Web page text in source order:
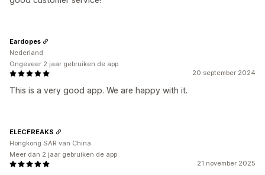
20 september 2024
This is a very good app. We are happy with it.
Eardopes
Nederland
Ongeveer 2 jaar gebruiken de app
21 november 2025
ELECFREAKS
Hongkong SAR van China
Meer dan 2 jaar gebruiken de app